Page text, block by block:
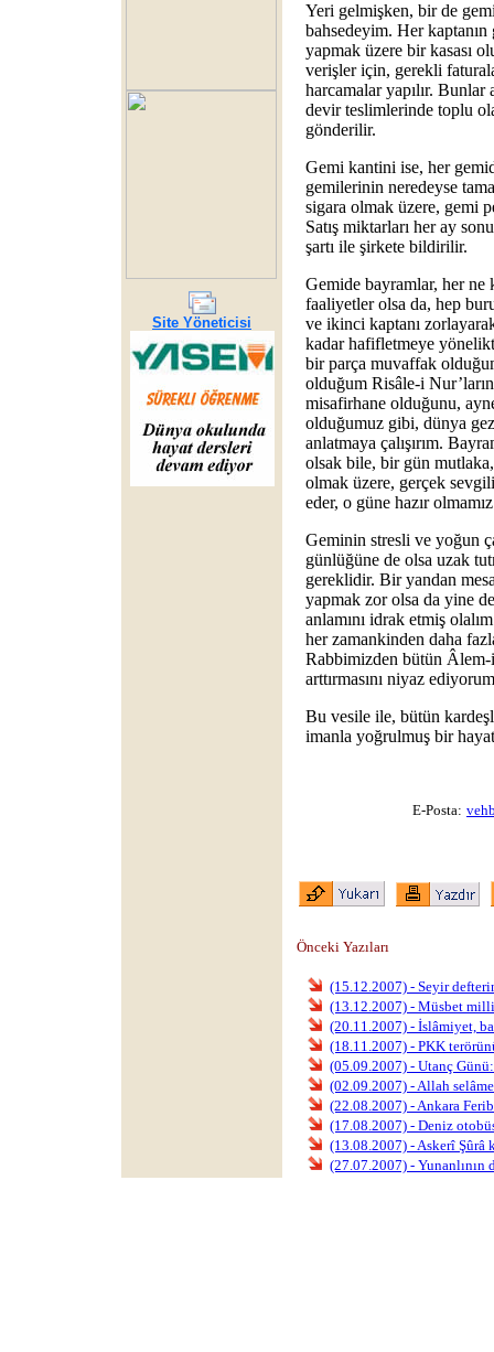
Site Yöneticisi
Yeri gelmişken, bir de
bahsedeyim. Her
yapmak üzere bir kasası
verişler için, gerekli
harcamalar yapılır. Bunlar
devir teslimlerinde toplu
gönderilir.
Gemi kantini ise, her
gemilerinin neredeyse
sigara olmak üzere, gemi
Satış miktarları her ay
şartı ile şirkete bildirilir.
Gemide bayramlar, her ne
faaliyetler olsa da, hep
ve ikinci kaptanı
kadar hafifletmeye
bir parça muvaffak
olduğum Risâle-i
misafirhane olduğunu,
olduğumuz gibi, dünya
anlatmaya çalışırım.
olsak bile, bir gün
olmak üzere, gerçek
eder, o güne hazır
Geminin stresli ve yoğun
günlüğüne de olsa uzak
gereklidir. Bir yandan
yapmak zor olsa da yine
anlamını idrak etmiş
her zamankinden daha
Rabbimizden bütün Âlem-
arttırmasını niyaz
Bu vesile ile, bütün
imanla yoğrulmuş bir
E-Posta:
Önceki Yazıları
(15.12.2007) - Seyir
(13.12.2007) - Müsbet
(20.11.2007) - İslâmiyet,
(18.11.2007) - PKK
(05.09.2007) - Utanç
(02.09.2007) - Allah
(22.08.2007) - Ankara
(17.08.2007) - Deniz
(13.08.2007) - Askerî Şûrâ
(27.07.2007) - Yunanlının